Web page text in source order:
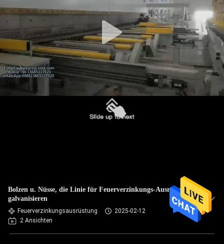
Bolzen u. Nüsse, die Linie für Feuerverzinkungs-Ausrüstung
galvanisieren
Feuerverzinkungsausrüstung
2025-02-12
2 Ansichten